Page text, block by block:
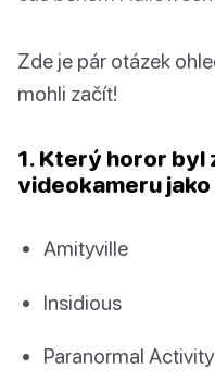
Zde je pár otázek
mohli začít!
1. Který horor byl
videokameru
Amityville
Insidious
Paranormal Activity